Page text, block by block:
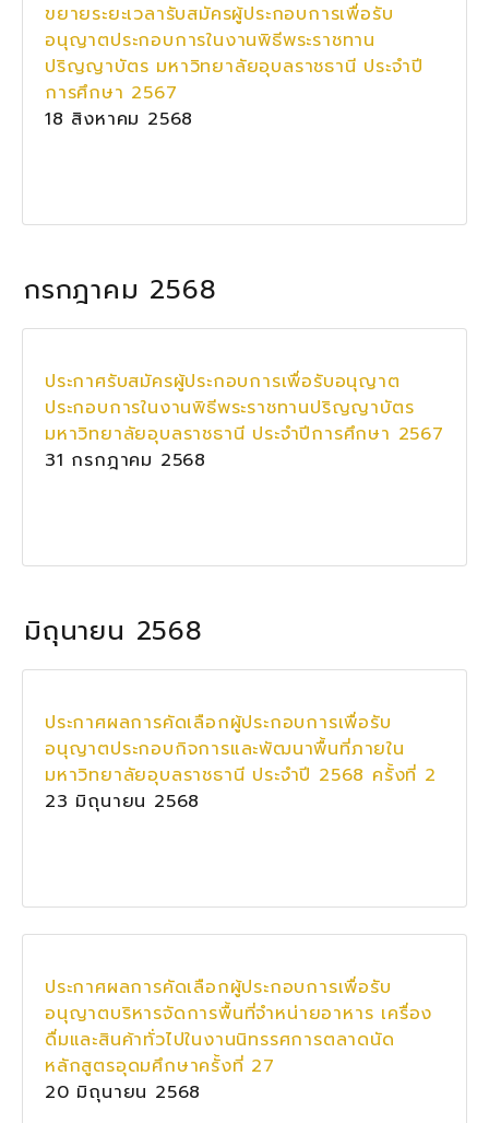
ขยายระยะเวลารับสมัครผู้ประกอบการเพื่อรับ
อนุญาตประกอบการในงานพิธีพระราชทาน
ปริญญาบัตร มหาวิทยาลัยอุบลราชธานี ประจำปี
การศึกษา 2567
18 สิงหาคม 2568
กรกฎาคม 2568
ประกาศรับสมัครผู้ประกอบการเพื่อรับอนุญาต
ประกอบการในงานพิธีพระราชทานปริญญาบัตร
มหาวิทยาลัยอุบลราชธานี ประจำปีการศึกษา 2567
31 กรกฎาคม 2568
มิถุนายน 2568
ประกาศผลการคัดเลือกผู้ประกอบการเพื่อรับ
อนุญาตประกอบกิจการและพัฒนาพื้นที่ภายใน
มหาวิทยาลัยอุบลราชธานี ประจำปี 2568 ครั้งที่ 2
23 มิถุนายน 2568
ประกาศผลการคัดเลือกผู้ประกอบการเพื่อรับ
อนุญาตบริหารจัดการพื้นที่จำหน่ายอาหาร เครื่อง
ดื่มและสินค้าทั่วไปในงานนิทรรศการตลาดนัด
หลักสูตรอุดมศึกษาครั้งที่ 27
20 มิถุนายน 2568